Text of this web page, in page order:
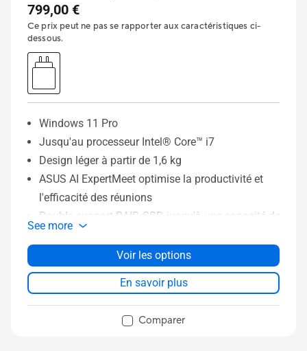
799,00 €
Ce prix peut ne pas se rapporter aux caractéristiques ci-
dessous.
Windows 11 Pro
Jusqu'au processeur Intel® Core™ i7
Design léger à partir de 1,6 kg
ASUS AI ExpertMeet optimise la productivité et
l'efficacité des réunions
Double support RAID SSD jusqu'à une capacité de
Sécurité BIOS de niveau professionnel conforme
aux exigences de résilience NIST SP 800-155
Design ASUS ExpertCool pour maintenir les
performances, même en mode clapet
Durabilité de rang militaire MIL-STD-810H
See more
Voir les options
En savoir plus
Comparer